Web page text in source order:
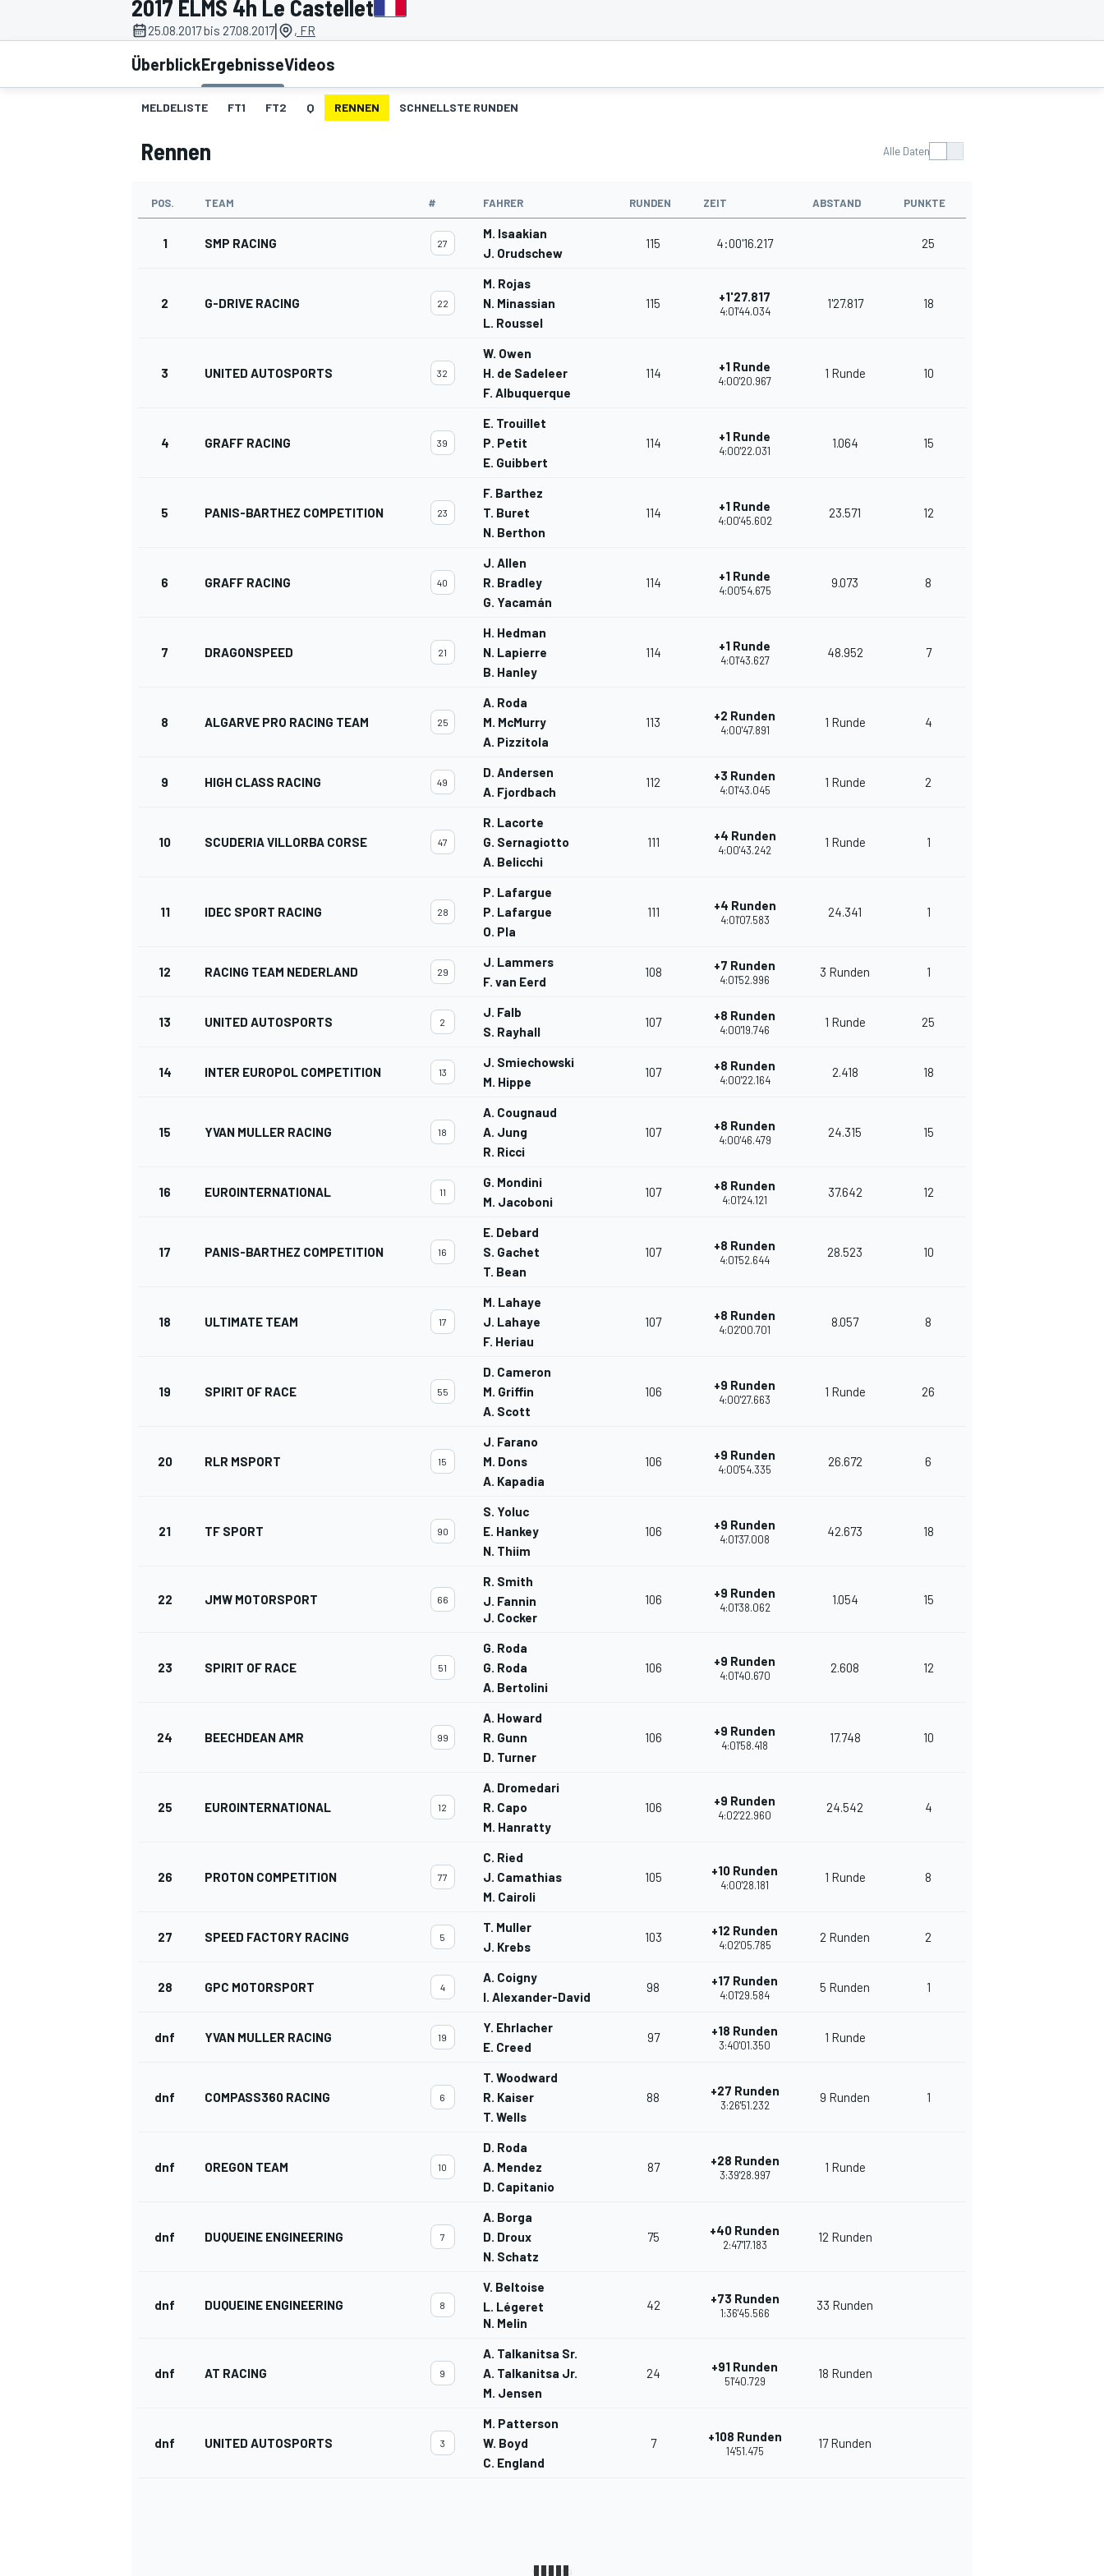
MOTOGP
2017 ELMS 4h Le Castellet
25.08.2017 bis 27.08.2017| , FR
ÜberblickErgebnisseVideos
MELDELISTE FT1 FT2 Q RENNEN SCHNELLSTE RUNDEN
Rennen Alle Daten
POS. TEAM # FAHRER RUNDEN ZEIT ABSTAND PUNKTE
1 SMP RACING 27
M. Isaakian
J. Orudschew
115 4:00'16.217 25
2 G-DRIVE RACING 22
M. Rojas
N. Minassian
L. Roussel
115 +1'27.817
4:01'44.034
1'27.817 18
3 UNITED AUTOSPORTS 32
W. Owen
H. de Sadeleer
F. Albuquerque
114 +1 Runde
4:00'20.967
1 Runde 10
4 GRAFF RACING 39
E. Trouillet
P. Petit
E. Guibbert
114 +1 Runde
4:00'22.031
1.064 15
5 PANIS-BARTHEZ COMPETITION 23
F. Barthez
T. Buret
N. Berthon
114 +1 Runde
4:00'45.602
23.571 12
6 GRAFF RACING 40
J. Allen
R. Bradley
G. Yacamán
114 +1 Runde
4:00'54.675
9.073 8
7 DRAGONSPEED 21
H. Hedman
N. Lapierre
B. Hanley
114 +1 Runde
4:01'43.627
48.952 7
8 ALGARVE PRO RACING TEAM 25
A. Roda
M. McMurry
A. Pizzitola
113 +2 Runden
4:00'47.891
1 Runde 4
9 HIGH CLASS RACING 49
D. Andersen
A. Fjordbach
112 +3 Runden
4:01'43.045
1 Runde 2
10 SCUDERIA VILLORBA CORSE 47
R. Lacorte
G. Sernagiotto
A. Belicchi
111 +4 Runden
4:00'43.242
1 Runde 1
11 IDEC SPORT RACING 28
P. Lafargue
P. Lafargue
O. Pla
111 +4 Runden
4:01'07.583
24.341 1
12 RACING TEAM NEDERLAND 29
J. Lammers
F. van Eerd
108 +7 Runden
4:01'52.996
3 Runden 1
13 UNITED AUTOSPORTS 2
J. Falb
S. Rayhall
107 +8 Runden
4:00'19.746
1 Runde 25
14 INTER EUROPOL COMPETITION 13
J. Smiechowski
M. Hippe
107 +8 Runden
4:00'22.164
2.418 18
15 YVAN MULLER RACING 18
A. Cougnaud
A. Jung
R. Ricci
107 +8 Runden
4:00'46.479
24.315 15
16 EUROINTERNATIONAL 11
G. Mondini
M. Jacoboni
107 +8 Runden
4:01'24.121
37.642 12
17 PANIS-BARTHEZ COMPETITION 16
E. Debard
S. Gachet
T. Bean
107 +8 Runden
4:01'52.644
28.523 10
18 ULTIMATE TEAM 17
M. Lahaye
J. Lahaye
F. Heriau
107 +8 Runden
4:02'00.701
8.057 8
19 SPIRIT OF RACE 55
D. Cameron
M. Griffin
A. Scott
106 +9 Runden
4:00'27.663
1 Runde 26
20 RLR MSPORT 15
J. Farano
M. Dons
A. Kapadia
106 +9 Runden
4:00'54.335
26.672 6
21 TF SPORT 90
S. Yoluc
E. Hankey
N. Thiim
106 +9 Runden
4:01'37.008
42.673 18
22 JMW MOTORSPORT 66
R. Smith
J. Fannin
J. Cocker
106 +9 Runden
4:01'38.062
1.054 15
23 SPIRIT OF RACE 51
G. Roda
G. Roda
A. Bertolini
106 +9 Runden
4:01'40.670
2.608 12
24 BEECHDEAN AMR 99
A. Howard
R. Gunn
D. Turner
106 +9 Runden
4:01'58.418
17.748 10
25 EUROINTERNATIONAL 12
A. Dromedari
R. Capo
M. Hanratty
106 +9 Runden
4:02'22.960
24.542 4
26 PROTON COMPETITION 77
C. Ried
J. Camathias
M. Cairoli
105 +10 Runden
4:00'28.181
1 Runde 8
27 SPEED FACTORY RACING 5
T. Muller
J. Krebs
103 +12 Runden
4:02'05.785
2 Runden 2
28 GPC MOTORSPORT 4
A. Coigny
I. Alexander-David
98 +17 Runden
4:01'29.584
5 Runden 1
dnf YVAN MULLER RACING 19
Y. Ehrlacher
E. Creed
97 +18 Runden
3:40'01.350
1 Runde
dnf COMPASS360 RACING 6
T. Woodward
R. Kaiser
T. Wells
88 +27 Runden
3:26'51.232
9 Runden 1
dnf OREGON TEAM 10
D. Roda
A. Mendez
D. Capitanio
87 +28 Runden
3:39'28.997
1 Runde
dnf DUQUEINE ENGINEERING 7
A. Borga
D. Droux
N. Schatz
75 +40 Runden
2:47'17.183
12 Runden
dnf DUQUEINE ENGINEERING 8
V. Beltoise
L. Légeret
N. Melin
42 +73 Runden
1:36'45.566
33 Runden
dnf AT RACING 9
A. Talkanitsa Sr.
A. Talkanitsa Jr.
M. Jensen
24 +91 Runden
51'40.729
18 Runden
dnf UNITED AUTOSPORTS 3
M. Patterson
W. Boyd
C. England
7 +108 Runden
14'51.475
17 Runden